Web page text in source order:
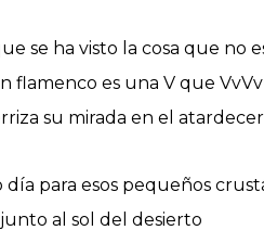
se ha visto la cosa que no
flamenco es una V que
su mirada en el
para esos pequeños
al sol del desierto